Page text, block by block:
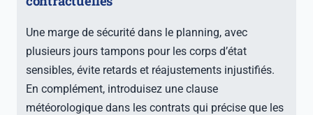
Une marge de sécurité dans le planning, avec
plusieurs jours tampons pour les corps d’état
sensibles, évite retards et réajustements injustifiés.
En complément, introduisez une clause
météorologique dans les contrats qui précise que les